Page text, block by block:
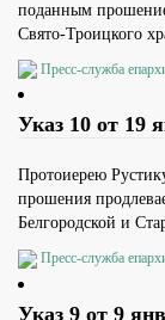
поданным
Свято-Троицкого
Пресс-служба
Указ 10 от 19
Протоиерею
прошения
Белгородской и
Пресс-служба
Указ 9 от 9